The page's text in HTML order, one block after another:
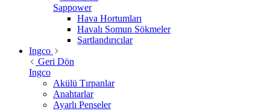
Sappower
Hava Hortumları
Havalı Somun Sökmeler
Şartlandırıcılar
Ingco
Geri Dön
Ingco
Akülü Tırpanlar
Anahtarlar
Ayarlı Penseler